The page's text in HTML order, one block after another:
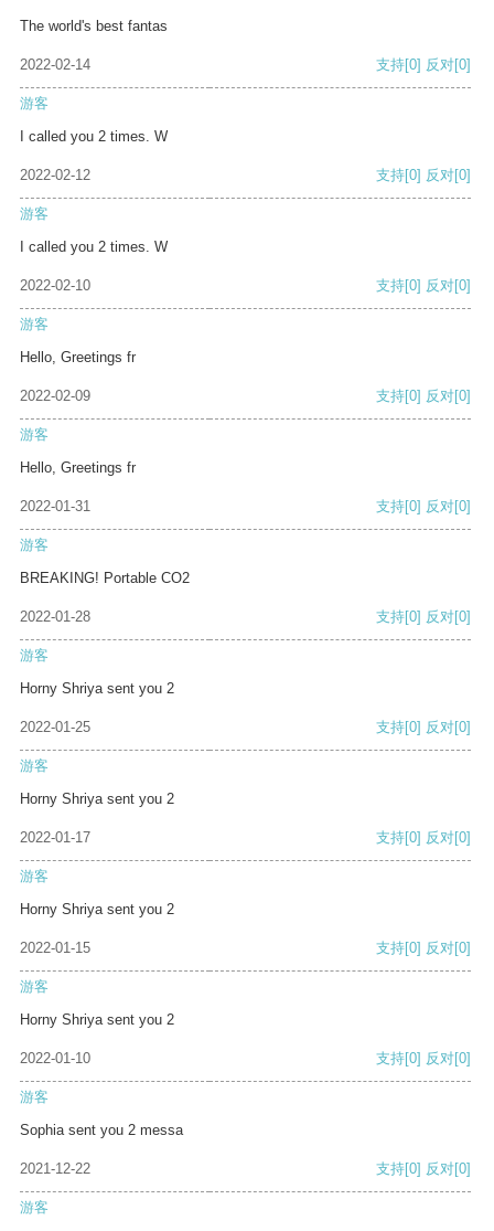
The world's best fantas
2022-02-14 支持[0] 反对[0]
游客
I called you 2 times. W
2022-02-12 支持[0] 反对[0]
游客
I called you 2 times. W
2022-02-10 支持[0] 反对[0]
游客
Hello, Greetings fr
2022-02-09 支持[0] 反对[0]
游客
Hello, Greetings fr
2022-01-31 支持[0] 反对[0]
游客
BREAKING! Portable CO2
2022-01-28 支持[0] 反对[0]
游客
Horny Shriya sent you 2
2022-01-25 支持[0] 反对[0]
游客
Horny Shriya sent you 2
2022-01-17 支持[0] 反对[0]
游客
Horny Shriya sent you 2
2022-01-15 支持[0] 反对[0]
游客
Horny Shriya sent you 2
2022-01-10 支持[0] 反对[0]
游客
Sophia sent you 2 messa
2021-12-22 支持[0] 反对[0]
游客